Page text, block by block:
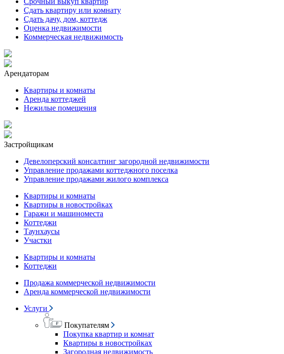
Сдать квартиру или комнату
Сдать дачу, дом, коттедж
Оценка недвижимости
Коммерческая недвижимость
Арендаторам
Квартиры и комнаты
Аренда коттеджей
Нежилые помещения
Застройщикам
Девелоперский консалтинг загородной недвижимости
Управление продажами коттеджного поселка
Управление продажами жилого комплекса
Квартиры и комнаты
Квартиры в новостройках
Гаражи и машиноместа
Коттеджи
Таунхаусы
Участки
Квартиры и комнаты
Коттеджи
Продажа коммерческой недвижимости
Аренда коммерческой недвижимости
Услуги
Покупателям
Покупка квартир и комнат
Квартиры в новостройках
Загородная недвижимость